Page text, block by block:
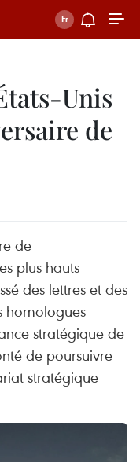
Unis
de
de
plus hauts
des lettres et des
homologues
stratégique de
de poursuivre
stratégique